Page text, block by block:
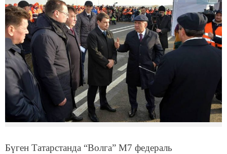
Бүген Татарстанда “Волга” М7 федераль